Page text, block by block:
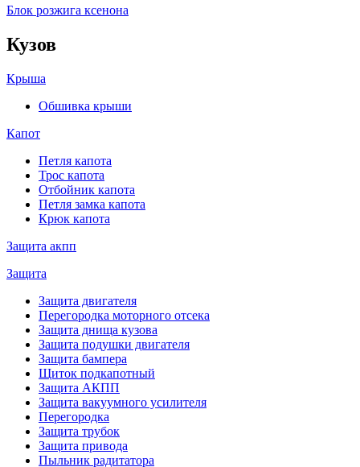
Блок розжига ксенона
Кузов
Крыша
Обшивка крыши
Капот
Петля капота
Трос капота
Отбойник капота
Петля замка капота
Крюк капота
Защита акпп
Защита
Защита двигателя
Перегородка моторного отсека
Защита днища кузова
Защита подушки двигателя
Защита бампера
Щиток подкапотный
Защита АКПП
Защита вакуумного усилителя
Перегородка
Защита трубок
Защита привода
Пыльник радитатора